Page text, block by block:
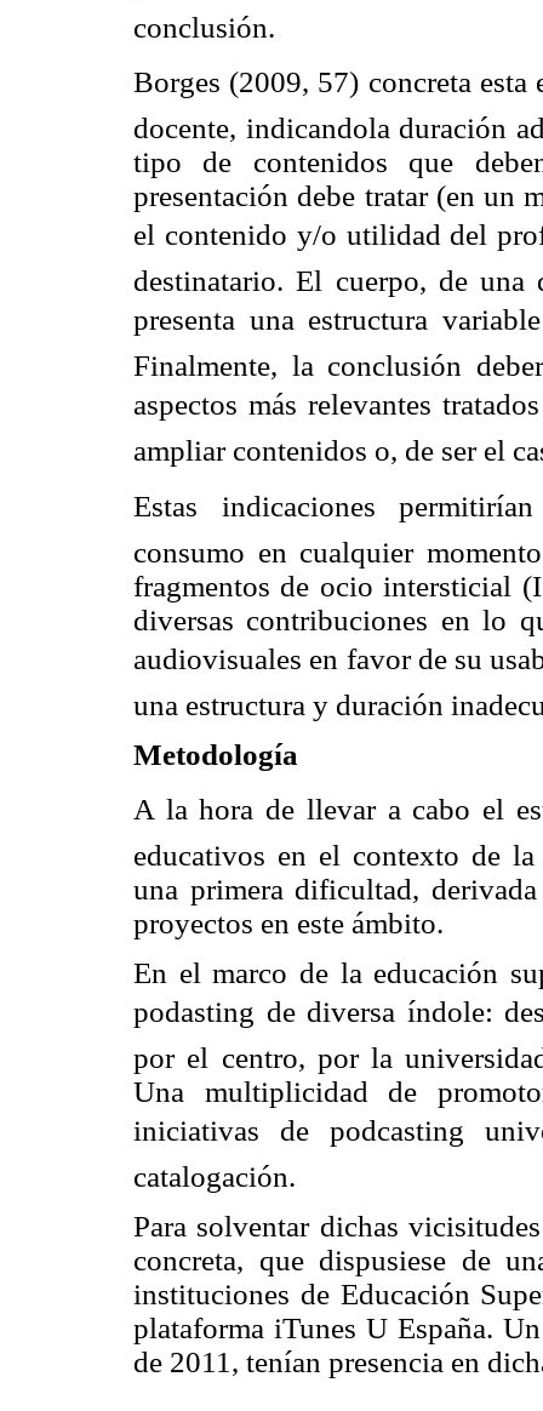
conclusión.
Borges (2009, 57) concreta esta
docente, indicandola duración
tipo de contenidos que
presentación debe tratar (en un
el contenido y/o utilidad del
destinatario. El cuerpo, de
presenta una estructura
Finalmente, la conclusión
aspectos más relevantes
ampliar contenidos o, de ser el
Estas indicaciones
consumo en cualquier
fragmentos de ocio intersticial
diversas contribuciones en lo
audiovisuales en favor de su
una estructura y duración
Metodología
A la hora de llevar a cabo el
educativos en el contexto de
una primera dificultad,
proyectos en este ámbito.
En el marco de la educación
podasting de diversa índole:
por el centro, por la
Una multiplicidad de
iniciativas de podcasting
catalogación.
Para solventar dichas
concreta, que dispusiese de
instituciones de Educación
plataforma iTunes U España.
de 2011, tenían presencia en